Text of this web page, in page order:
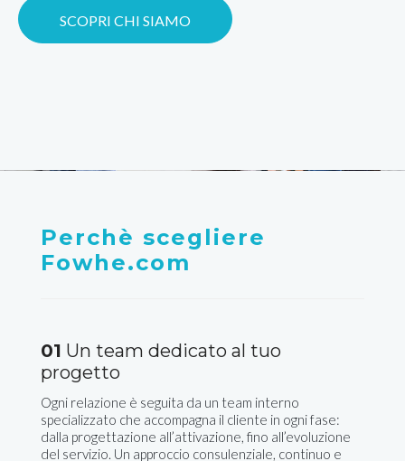
SCOPRI CHI SIAMO
Perchè scegliere
Fowhe.com
01 Un team dedicato al tuo
progetto
Ogni relazione è seguita da un team interno
specializzato che accompagna il cliente in ogni fase:
dalla progettazione all’attivazione, fino all’evoluzione
del servizio. Un approccio consulenziale, continuo e